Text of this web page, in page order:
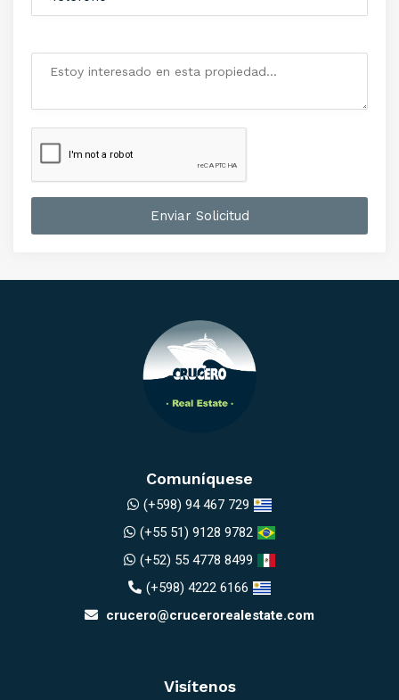
Enviar Solicitud
Comuníquese
(+598) 94 467 729
(+55 51) 9128 9782
(+52) 55 4778 8499
(+598) 4222 6166
crucero@crucerorealestate.com
Visítenos